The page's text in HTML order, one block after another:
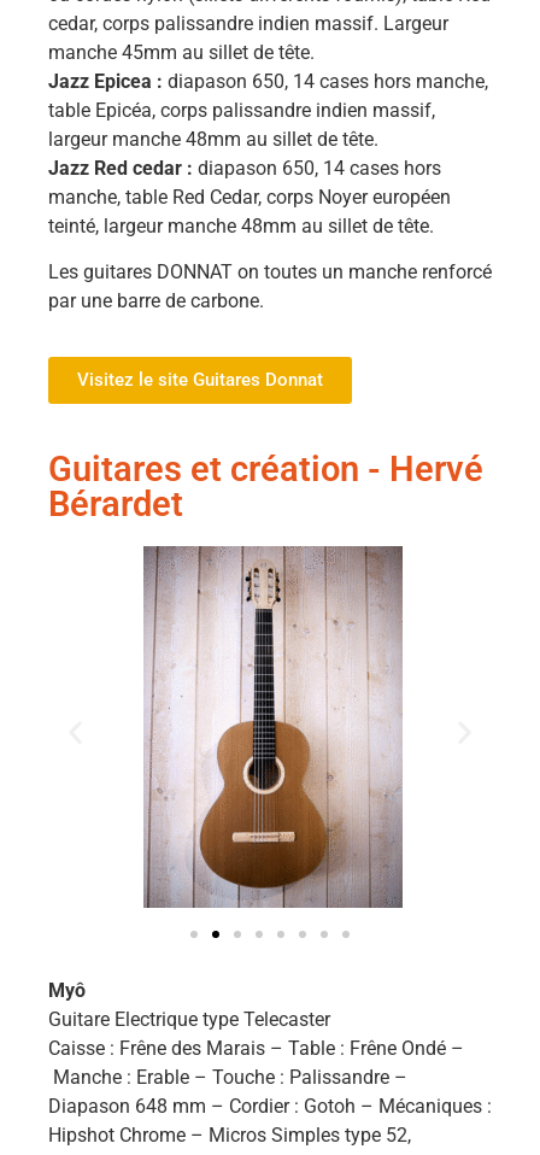
cedar, corps palissandre indien massif. Largeur
manche 45mm au sillet de tête.
Jazz Epicea : diapason 650, 14 cases hors manche,
table Epicéa, corps palissandre indien massif,
largeur manche 48mm au sillet de tête.
Jazz Red cedar : diapason 650, 14 cases hors
manche, table Red Cedar, corps Noyer européen
teinté, largeur manche 48mm au sillet de tête.
Les guitares DONNAT on toutes un manche renforcé
par une barre de carbone.
Visitez le site Guitares Donnat
Guitares et création - Hervé
Bérardet
Myô
Guitare Electrique type Telecaster
Caisse : Frêne des Marais – Table : Frêne Ondé –
Manche : Erable – Touche : Palissandre –
Diapason 648 mm – Cordier : Gotoh – Mécaniques :
Hipshot Chrome – Micros Simples type 52,